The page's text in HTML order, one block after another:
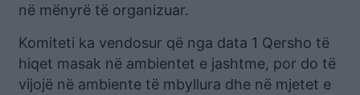
në mënyrë të organizuar.
Komiteti ka vendosur që nga data 1 Qersho të
hiqet masak në ambientet e jashtme, por do të
vijojë në ambiente të mbyllura dhe në mjetet e